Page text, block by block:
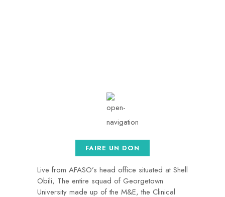
FAIRE UN DON
Live from AFASO’s head office situated at Shell
Obili, The entire squad of Georgetown
University made up of the M&E, the Clinical